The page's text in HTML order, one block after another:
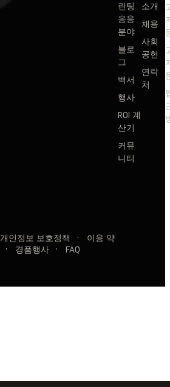
린팅
응용
분야
블로
그
백서
행사
ROI 계
산기
커뮤
니티
소개
채용
사회
공헌
연락
처
개인정보 보호정책 ·
이용 약
· 경품행사 · FAQ